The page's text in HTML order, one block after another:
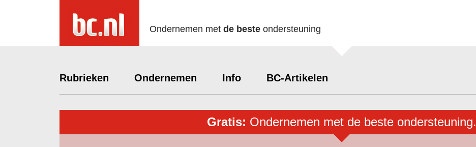
Ondernemen met de beste ondersteuning
Rubrieken Ondernemen Info BC-Artikelen
Gratis: Ondernemen met de beste ondersteuning.